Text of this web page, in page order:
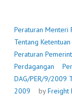
Peraturan Menteri
Tentang
Peraturan
Perdagangan
DAG/PER/9/2009
2009
byFreight